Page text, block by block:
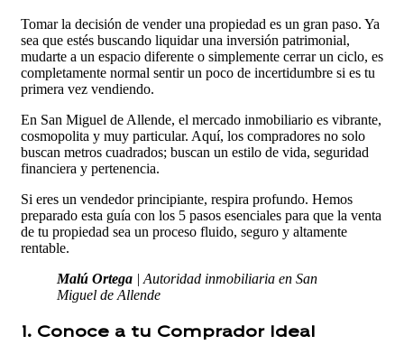
Tomar la decisión de vender una propiedad es un gran paso. Ya
sea que estés buscando liquidar una inversión patrimonial,
mudarte a un espacio diferente o simplemente cerrar un ciclo, es
completamente normal sentir un poco de incertidumbre si es tu
primera vez vendiendo.
En San Miguel de Allende, el mercado inmobiliario es vibrante,
cosmopolita y muy particular. Aquí, los compradores no solo
buscan metros cuadrados; buscan un estilo de vida, seguridad
financiera y pertenencia.
Si eres un vendedor principiante, respira profundo. Hemos
preparado esta guía con los 5 pasos esenciales para que la venta
de tu propiedad sea un proceso fluido, seguro y altamente
rentable.
Malú Ortega | Autoridad inmobiliaria en San
Miguel de Allende
1. Conoce a tu Comprador Ideal